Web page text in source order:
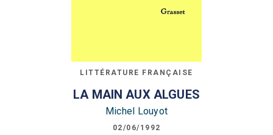
LITTÉRATURE FRANÇAISE
LA MAIN AUX ALGUES
Michel Louyot
02/06/1992